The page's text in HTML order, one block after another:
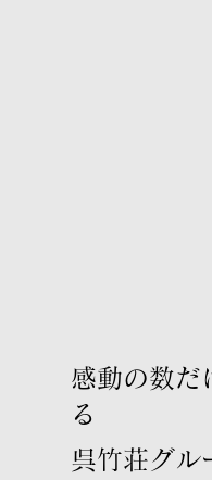
感動の数だ
る
呉竹荘グル